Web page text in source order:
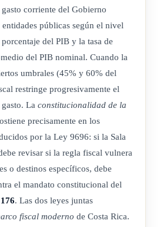
corriente del Gobierno
públicas según el nivel
del PIB y la tasa de
del PIB nominal. Cuando la
umbrales (45% y 60% del
restringe progresivamente el
La constitucionalidad de la
precisamente en los
por la Ley 9696: si la Sala
revisar si la regla fiscal vulnera
o destinos específicos, debe
el mandato constitucional del
. Las dos leyes juntas
fiscal moderno de Costa Rica.